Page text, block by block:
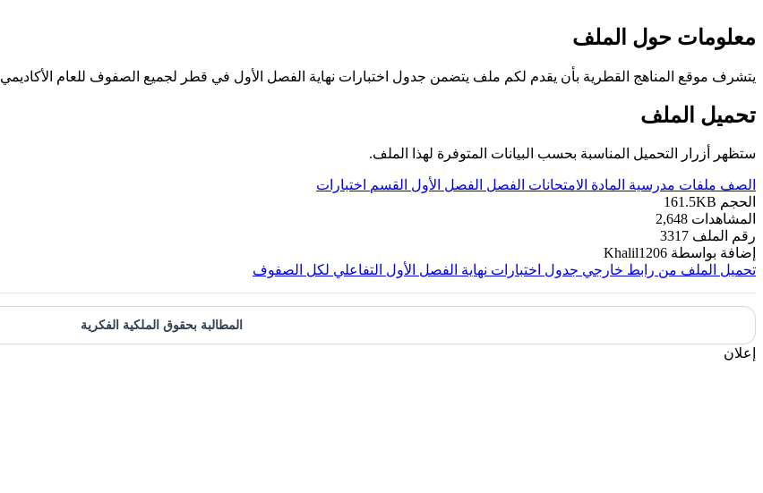
معلومات حول الملف
يتشرف موقع المناهج القطرية بأن يقدم لكم ملف يتضمن جدول اختبارات نهاية الفصل الأول في قطر لجميع الصفوف للعام الأكاديمي ٢٠٢٣-٢٠٢٤م
تحميل الملف
ستظهر أزرار التحميل المناسبة بحسب البيانات المتوفرة لهذا الملف.
الصف ملفات مدرسية المادة الامتحانات الفصل الفصل الأول القسم اختبارات
الحجم 161.5KB
المشاهدات 2,648
رقم الملف 3317
إضافة بواسطة Khalil1206
تحميل الملف من رابط خارجي جدول اختبارات نهاية الفصل الأول التفاعلي لكل الصفوف
المطالبة بحقوق الملكية الفكرية
إعلان